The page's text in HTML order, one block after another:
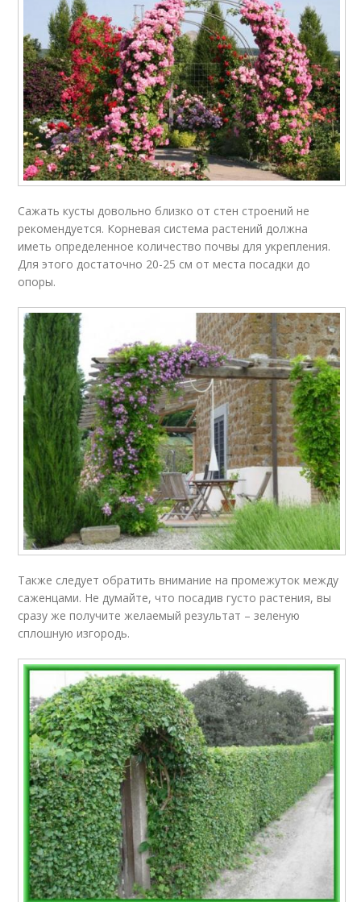
Сажать кусты довольно близко от стен строений не
рекомендуется. Корневая система растений должна
иметь определенное количество почвы для укрепления.
Для этого достаточно 20-25 см от места посадки до
опоры.
Также следует обратить внимание на промежуток между
саженцами. Не думайте, что посадив густо растения, вы
сразу же получите желаемый результат – зеленую
сплошную изгородь.